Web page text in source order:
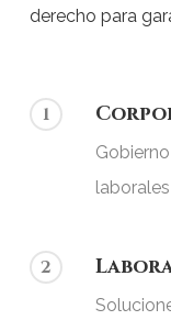
derecho para
1
2